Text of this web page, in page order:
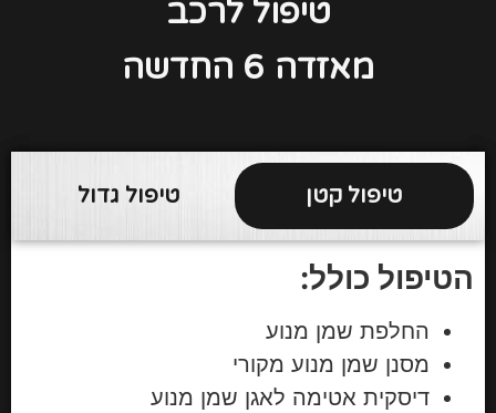
טיפול לרכב
מאזדה 6 החדשה
טיפול קטן טיפול גדול
הטיפול כולל:
החלפת שמן מנוע
מסנן שמן מנוע מקורי
דיסקית אטימה לאגן שמן מנוע